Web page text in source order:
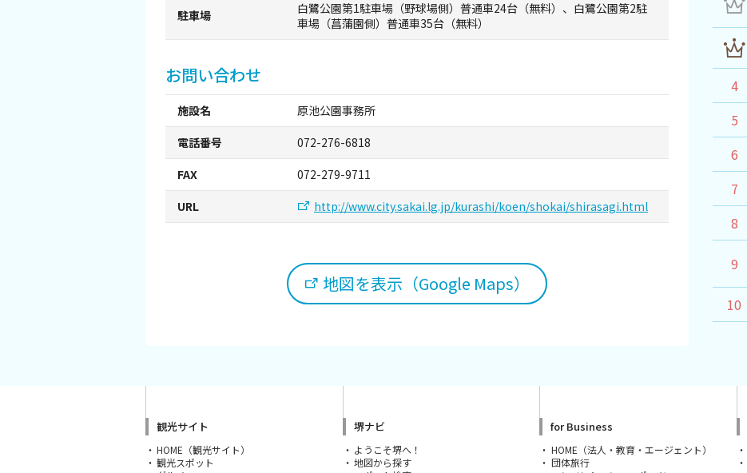
協会からのお知らせ
駐車場
白鷺公園第1駐車場（野球場側）普通車24台（無料）、白鷺公園第2駐
車場（菖蒲園側）普通車35台（無料）
お問い合わせ
施設名
原池公園事務所
電話番号
072-276-6818
FAX
072-279-9711
URL
http://www.city.sakai.lg.jp/kurashi/koen/shokai/shirasagi.html
地図を表示（Google Maps）
4
5
6
7
8
9
10
観光サイト
HOME（観光サイト）
観光スポット
堺ナビ
ようこそ堺へ！
地図から探す
for Business
HOME（法人・教育・エージェント）
団体旅行